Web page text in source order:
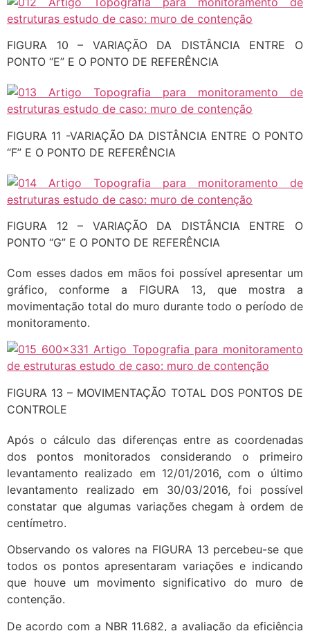
FIGURA 10 – VARIAÇÃO DA DISTÂNCIA ENTRE O
PONTO “E” E O PONTO DE REFERÊNCIA
FIGURA 11 -VARIAÇÃO DA DISTÂNCIA ENTRE O PONTO
“F” E O PONTO DE REFERÊNCIA
FIGURA 12 – VARIAÇÃO DA DISTÂNCIA ENTRE O
PONTO “G” E O PONTO DE REFERÊNCIA
Com esses dados em mãos foi possível apresentar um
gráfico, conforme a FIGURA 13, que mostra a
movimentação total do muro durante todo o período de
monitoramento.
FIGURA 13 – MOVIMENTAÇÃO TOTAL DOS PONTOS DE
CONTROLE
Após o cálculo das diferenças entre as coordenadas
dos pontos monitorados considerando o primeiro
levantamento realizado em 12/01/2016, com o último
levantamento realizado em 30/03/2016, foi possível
constatar que algumas variações chegam à ordem de
centímetro.
Observando os valores na FIGURA 13 percebeu-se que
todos os pontos apresentaram variações e indicando
que houve um movimento significativo do muro de
contenção.
De acordo com a NBR 11.682, a avaliação da eficiência